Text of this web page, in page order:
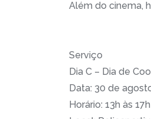
Além do cinema,
Serviço
Dia C – Dia de
Data: 30 de
Horário: 13h às 17h